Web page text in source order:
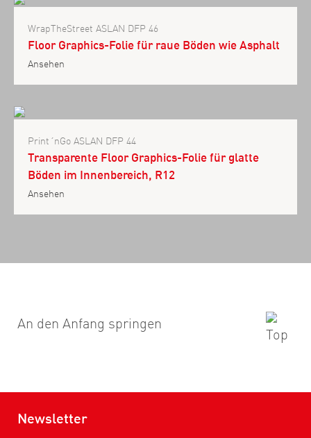
WrapTheStreet ASLAN DFP 46
Floor Graphics-Folie für raue Böden wie Asphalt
Ansehen
Print´nGo ASLAN DFP 44
Transparente Floor Graphics-Folie für glatte
Böden im Innenbereich, R12
Ansehen
An den Anfang springen
Newsletter